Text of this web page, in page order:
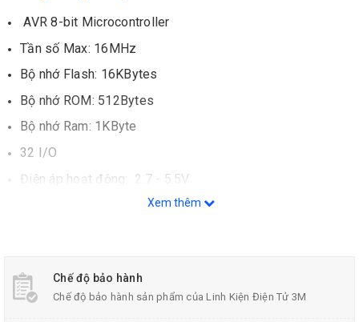
AVR 8-bit Microcontroller
Tần số Max: 16MHz
Bộ nhớ Flash: 16KBytes
Bộ nhớ ROM: 512Bytes
Bộ nhớ Ram: 1KByte
32 I/O
Điện áp hoạt động: 2.7 - 5.5V
Xem thêm
Chế độ bảo hành
Chế độ bảo hành sản phẩm của Linh Kiện Điện Tử 3M